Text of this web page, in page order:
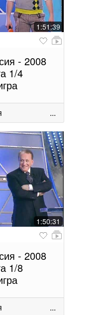
1:51:39
- 2008
1/4
...
1:50:31
- 2008
1/8
...